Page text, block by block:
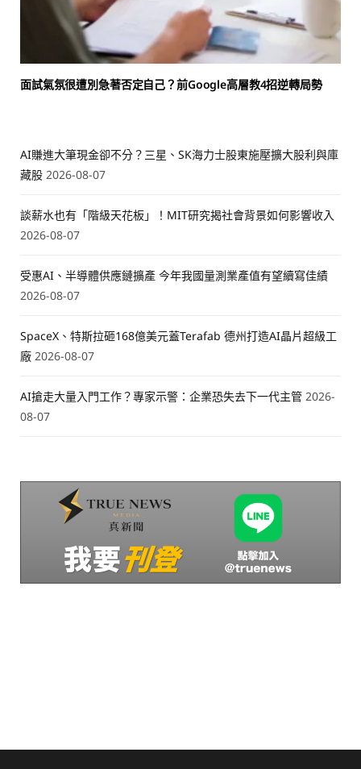
面試氣氛很遭別急著否定自己？前Google高層教4招逆轉局勢
AI賺進大筆現金卻不分？三星、SK海力士股東施壓擴大股利與庫
藏股 2026-08-07
談薪水也有「階級天花板」！MIT研究揭社會背景如何影響收入
2026-08-07
受惠AI、半導體供應鏈擴產 今年我國量測業產值有望續寫佳績
2026-08-07
SpaceX、特斯拉砸168億美元蓋Terafab 德州打造AI晶片超級工
廠 2026-08-07
AI搶走大量入門工作？專家示警：企業恐失去下一代主管 2026-
08-07